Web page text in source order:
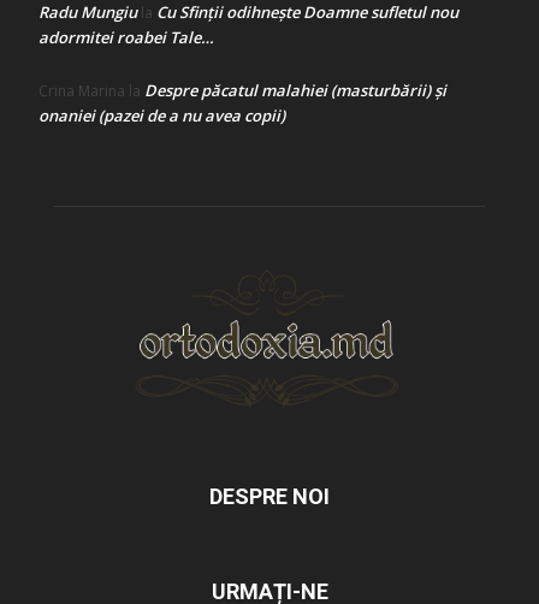
Radu Mungiula Cu Sfinții odihnește Doamne sufletul nou
adormitei roabei Tale…
Crina Marina la Despre păcatul malahiei (masturbării) şi
onaniei (pazei de a nu avea copii)
DESPRE NOI
URMAȚI-NE